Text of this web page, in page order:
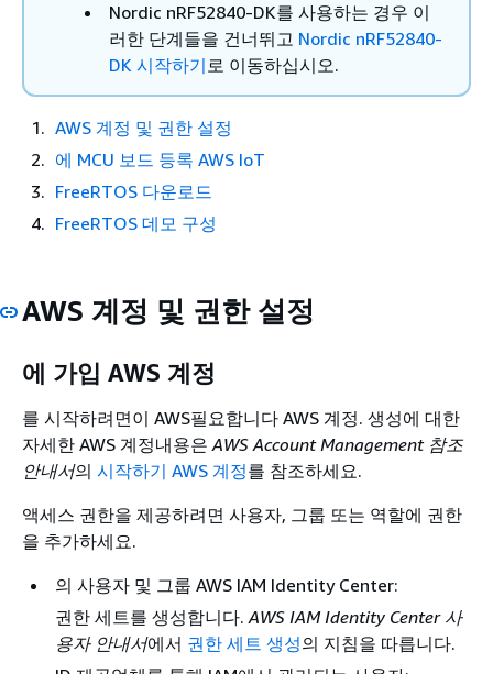
Nordic nRF52840-DK를 사용하는 경우 이
러한 단계들을 건너뛰고 Nordic nRF52840-
DK 시작하기로 이동하십시오.
AWS 계정 및 권한 설정
에 MCU 보드 등록 AWS IoT
FreeRTOS 다운로드
FreeRTOS 데모 구성
AWS 계정 및 권한 설정
에 가입 AWS 계정
를 시작하려면이 AWS필요합니다 AWS 계정. 생성에 대한
자세한 AWS 계정내용은AWS Account Management 참조
안내서의 시작하기 AWS 계정를 참조하세요.
액세스 권한을 제공하려면 사용자, 그룹 또는 역할에 권한
을 추가하세요.
의 사용자 및 그룹 AWS IAM Identity Center:
권한 세트를 생성합니다.AWS IAM Identity Center 사
용자 안내서에서 권한 세트 생성의 지침을 따릅니다.